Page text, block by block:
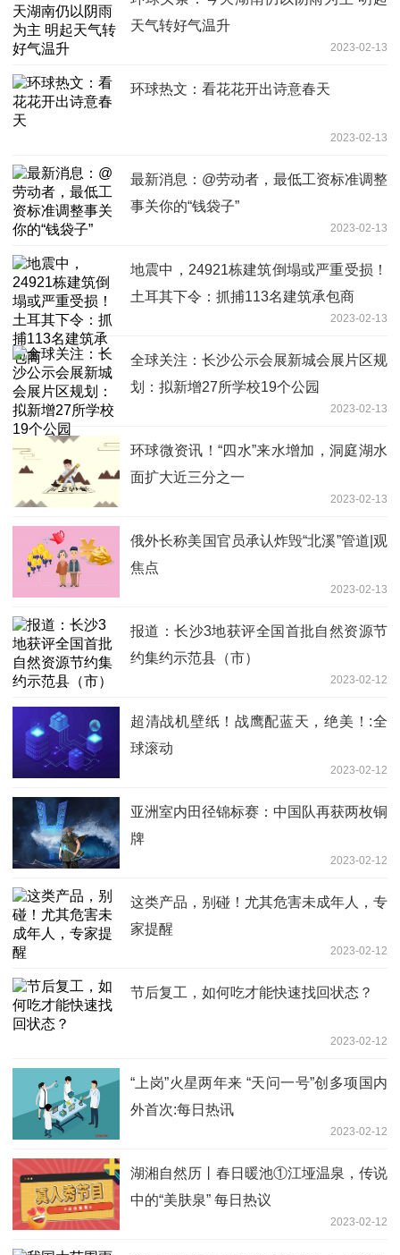
天气转好气温升
2023-02-13
环球热文：看花花开出诗意春天
2023-02-13
最新消息：@劳动者，最低工资标准调整
事关你的“钱袋子”
2023-02-13
地震中，24921栋建筑倒塌或严重受损！
土耳其下令：抓捕113名建筑承包商
2023-02-13
全球关注：长沙公示会展新城会展片区规
划：拟新增27所学校19个公园
2023-02-13
环球微资讯！“四水”来水增加，洞庭湖水
面扩大近三分之一
2023-02-13
俄外长称美国官员承认炸毁“北溪”管道|观
焦点
2023-02-13
报道：长沙3地获评全国首批自然资源节
约集约示范县（市）
2023-02-12
超清战机壁纸！战鹰配蓝天，绝美！:全
球滚动
2023-02-12
亚洲室内田径锦标赛：中国队再获两枚铜
牌
2023-02-12
这类产品，别碰！尤其危害未成年人，专
家提醒
2023-02-12
节后复工，如何吃才能快速找回状态？
2023-02-12
“上岗”火星两年来 “天问一号”创多项国内
外首次:每日热讯
2023-02-12
湖湘自然历丨春日暖池①江垭温泉，传说
中的“美肤泉” 每日热议
2023-02-12